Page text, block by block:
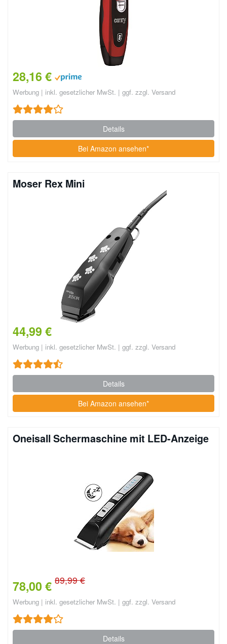
28,16 €
Werbung | inkl. gesetzlicher MwSt. | ggf. zzgl. Versand
Details
Bei Amazon ansehen*
Moser Rex Mini
44,99 €
Werbung | inkl. gesetzlicher MwSt. | ggf. zzgl. Versand
Details
Bei Amazon ansehen*
Oneisall Schermaschine mit LED-Anzeige
78,00 € 89,99 €
Werbung | inkl. gesetzlicher MwSt. | ggf. zzgl. Versand
Details